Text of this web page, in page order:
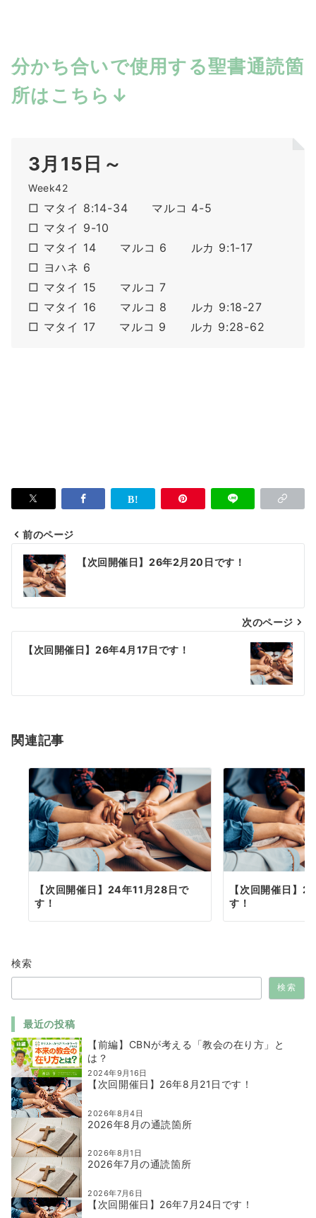
分かち合いで使用する聖書通読箇
所はこちら↓
3月15日～
Week42
□ マタイ 8:14-34 マルコ 4-5
□ マタイ 9-10
□ マタイ 14 マルコ 6 ルカ 9:1-17
□ ヨハネ 6
□ マタイ 15 マルコ 7
□ マタイ 16 マルコ 8 ルカ 9:18-27
□ マタイ 17 マルコ 9 ルカ 9:28-62
投
稿
ナ
ビ
シ
ン
前のページ
【次回開催日】26年2月20日です！
次のページ
【次回開催日】26年4月17日です！
関連記事
【次回開催日】24年11月28日で
す！
【次回開催日】
す！
検索
検索
最近の投稿
【前編】CBNが考える「教会の在り方」と
は？
2024年9月16日
【次回開催日】26年8月21日です！
2026年8月4日
2026年8月の通読箇所
2026年8月1日
2026年7月の通読箇所
2026年7月6日
【次回開催日】26年7月24日です！